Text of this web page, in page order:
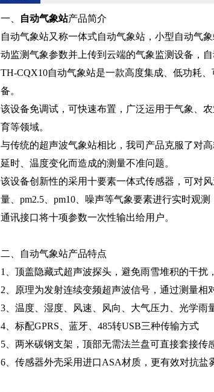
一、 自动气象站产品简介
自动气象站又称一体式自动气象站，小型自动气象
动监测气象参数并上传到云端的气象监测设备，
TH-CQX10自动气象站是一款高度集成、低功耗
备。
该设备免调试，可快速布置，广泛运用于气象、
育等领域。
与传统的超声波气象站相比，我司产品克服了对
延时、温度变化而造成的测量不准问题。
该设备创新性的采用十要素一体式传感器，可对
量、pm2.5、pm10、噪声等气象要素进行实时观
通讯接口将十项参数一次性输出给用户。
二、自动气象站产品特点
1、顶盖隐藏式超声波探头，避免雨雪堆积的干扰
2、原理为发射连续变频超声波信号，通过测量相
3、温度、湿度、风速、风向、大气压力、光学雨
4、标配GPRS、蓝牙、485转USB三种传输方式
5、两米碳钢支架，顶部无需法兰盘可直接套接传
6、传感器外壳采用进口ASA材质，更有效对抗盐